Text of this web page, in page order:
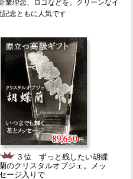
業理念、ロゴなどを。クリーンなイ
記念ともに人気です
３位 ずっと残したい胡蝶
のクリスタルオブジェ。メッ
セージ入りで